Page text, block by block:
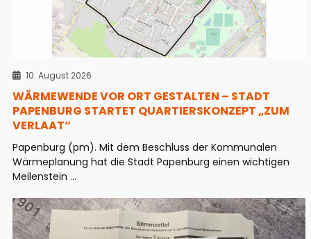
10. August 2026
WÄRMEWENDE VOR ORT GESTALTEN – STADT
PAPENBURG STARTET QUARTIERSKONZEPT „ZUM
VERLAAT“
Papenburg (pm). Mit dem Beschluss der Kommunalen
Wärmeplanung hat die Stadt Papenburg einen wichtigen
Meilenstein ...